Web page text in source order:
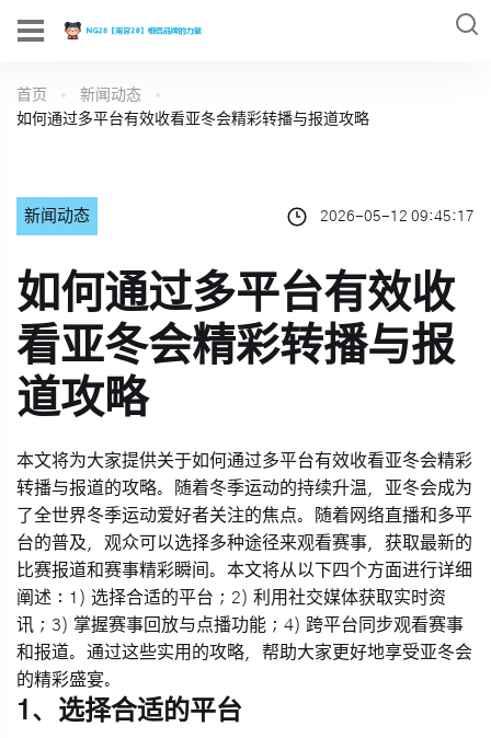
首页
新闻动态
如何通过多平台有效收看亚冬会精彩转播与报道攻略
新闻动态 2026-05-12 09:45:17
如何通过多平台有效收
看亚冬会精彩转播与报
道攻略
本文将为大家提供关于如何通过多平台有效收看亚冬会精彩
转播与报道的攻略。随着冬季运动的持续升温，亚冬会成为
了全世界冬季运动爱好者关注的焦点。随着网络直播和多平
台的普及，观众可以选择多种途径来观看赛事，获取最新的
比赛报道和赛事精彩瞬间。本文将从以下四个方面进行详细
阐述：1) 选择合适的平台；2) 利用社交媒体获取实时资
讯；3) 掌握赛事回放与点播功能；4) 跨平台同步观看赛事
和报道。通过这些实用的攻略，帮助大家更好地享受亚冬会
的精彩盛宴。
1、选择合适的平台